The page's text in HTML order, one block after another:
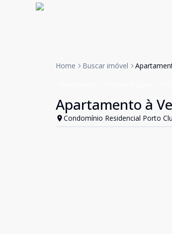
Home Buscar imóvel
Apartamento à
Condomínio Residencial Porto